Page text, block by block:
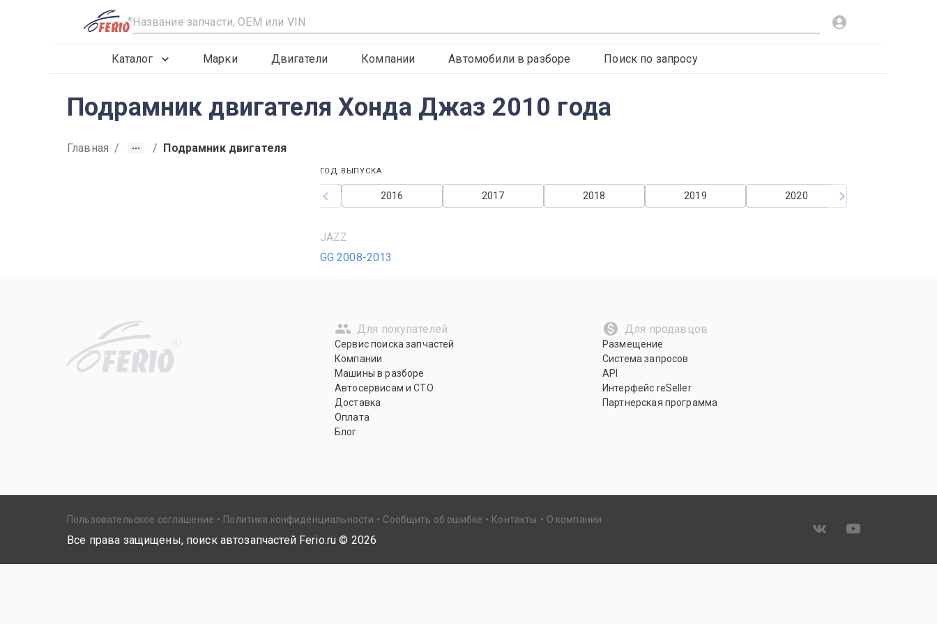
R
Каталог Марки Двигатели Компании Автомобили в разборе Поиск по запросу
Подрамник двигателя Хонда Джаз 2010 года
Главная / / Подрамник двигателя
ГОД ВЫПУСКА
2020
2019
2018
2017
2016
JAZZ
GG 2008-2013
R
Для покупателей
Сервис поиска запчастей
Компании
Машины в разборе
Автосервисам и СТО
Доставка
Оплата
Блог
Для продавцов
Размещение
Система запросов
API
Интерфейс reSeller
Партнерская программа
Пользовательское соглашение Политика конфиденциальности Сообщить об ошибке Контакты О компании
Все права защищены, поиск автозапчастей Ferio.ru © 2026